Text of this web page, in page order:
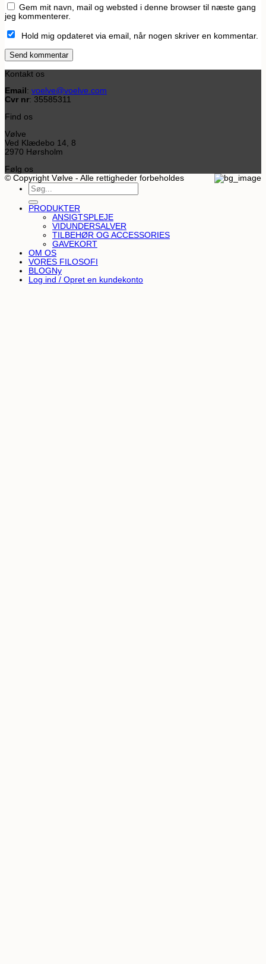
Gem mit navn, mail og websted i denne browser til næste gang
jeg kommenterer.
Hold mig opdateret via email, når nogen skriver en kommentar.
Kontakt os
Email : voelve@voelve.com
Cvr nr: 35585311
Find os
Vølve
Ved Klædebo 14, 8
2970 Hørsholm
Følg os
© Copyright Vølve - Alle rettigheder forbeholdes
Søg
efter:
PRODUKTER
ANSIGTSPLEJE
VIDUNDERSALVER
TILBEHØR OG ACCESSORIES
GAVEKORT
OM OS
VORES FILOSOFI
BLOG
Log ind / Opret en kundekonto